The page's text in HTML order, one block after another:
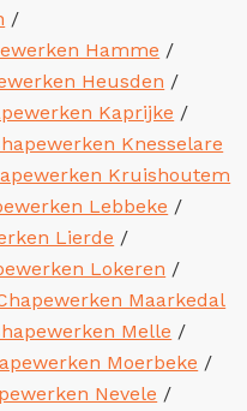
/
Hamme /
Heusden /
Kaprijke /
Knesselare
Kruishoutem
Lebbeke /
Lierde /
Lokeren /
Maarkedal
Melle /
Moerbeke /
Nevele /